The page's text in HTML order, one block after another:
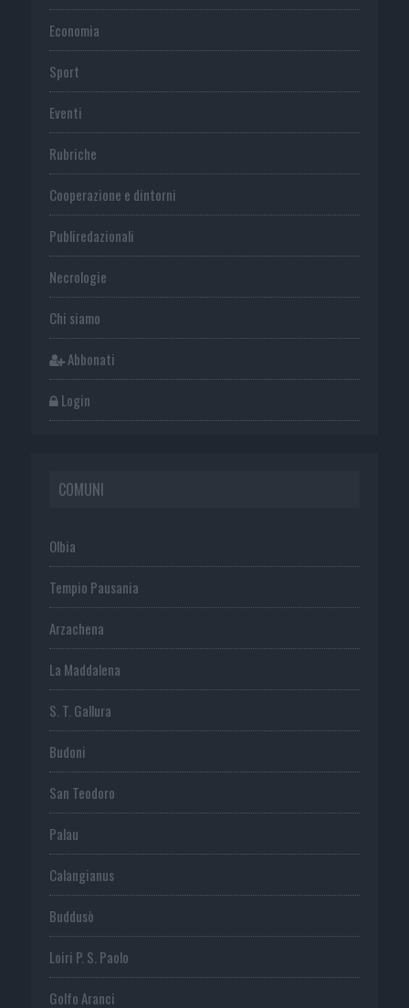
Economia
Sport
Eventi
Rubriche
Cooperazione e dintorni
Publiredazionali
Necrologie
Chi siamo
Abbonati
Login
COMUNI
Olbia
Tempio Pausania
Arzachena
La Maddalena
S. T. Gallura
Budoni
San Teodoro
Palau
Calangianus
Buddusò
Loiri P. S. Paolo
Golfo Aranci